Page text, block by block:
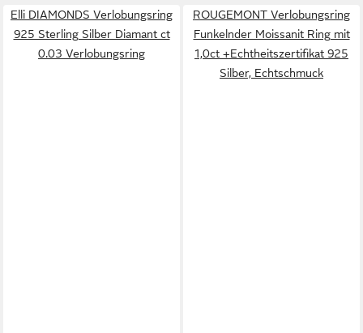
Elli DIAMONDS Verlobungsring
925 Sterling Silber Diamant ct
0.03 Verlobungsring
ROUGEMONT Verlobungsring
Funkelnder Moissanit Ring mit
1,0ct +Echtheitszertifikat 925
Silber, Echtschmuck